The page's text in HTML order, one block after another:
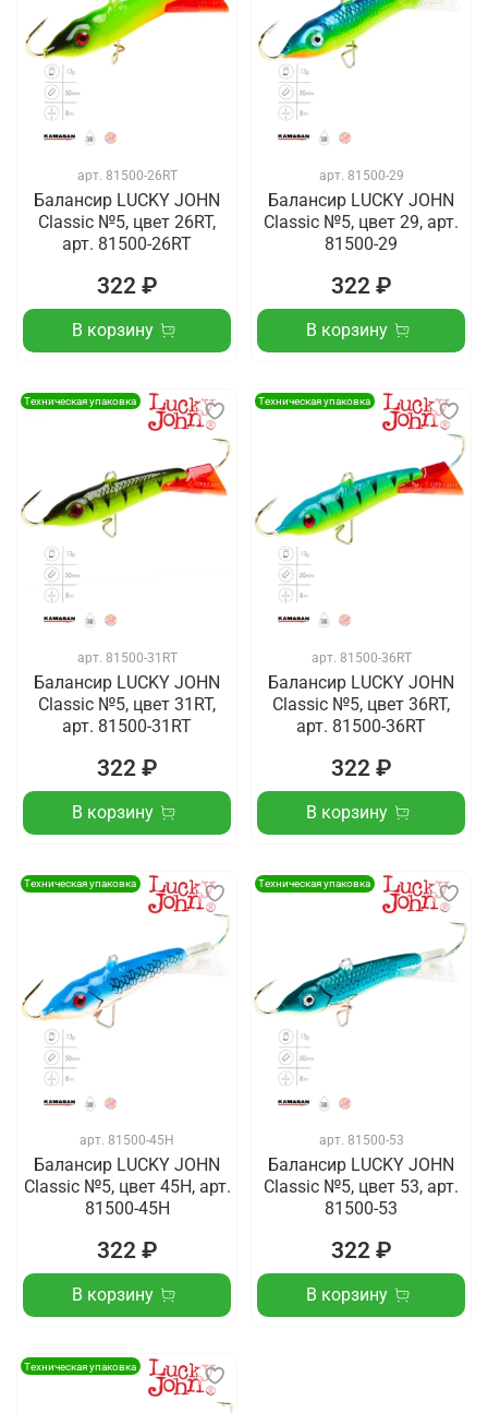
арт. 81500-26RT
Балансир LUCKY JOHN
Classic №5, цвет 26RT,
арт. 81500-26RT
322 ₽
В корзину
арт. 81500-29
Балансир LUCKY JOHN
Classic №5, цвет 29, арт.
81500-29
322 ₽
В корзину
Техническая упаковка
арт. 81500-31RT
Балансир LUCKY JOHN
Classic №5, цвет 31RT,
арт. 81500-31RT
322 ₽
В корзину
Техническая упаковка
арт. 81500-36RT
Балансир LUCKY JOHN
Classic №5, цвет 36RT,
арт. 81500-36RT
322 ₽
В корзину
Техническая упаковка
арт. 81500-45H
Балансир LUCKY JOHN
Classic №5, цвет 45H, арт.
81500-45H
322 ₽
В корзину
Техническая упаковка
арт. 81500-53
Балансир LUCKY JOHN
Classic №5, цвет 53, арт.
81500-53
322 ₽
В корзину
Техническая упаковка